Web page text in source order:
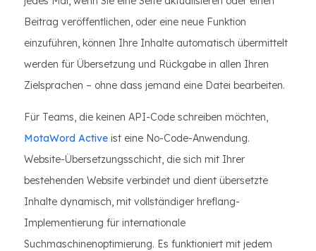
Beitrag veröffentlichen, oder eine neue Funktion
einzuführen, können Ihre Inhalte automatisch übermittelt
werden für Übersetzung und Rückgabe in allen Ihren
Zielsprachen – ohne dass jemand eine Datei bearbeiten.
Für Teams, die keinen API-Code schreiben möchten,
MotaWord Active ist eine No-Code-Anwendung.
Website-Übersetzungsschicht, die sich mit Ihrer
bestehenden Website verbindet und dient übersetzte
Inhalte dynamisch, mit vollständiger hreflang-
Implementierung für internationale
Suchmaschinenoptimierung. Es funktioniert mit jedem